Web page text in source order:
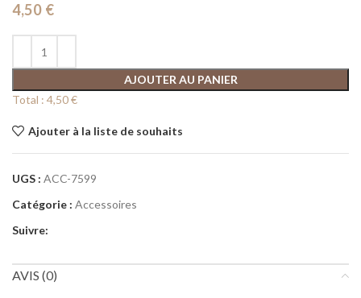
4,50 €
AJOUTER AU PANIER
Total : 4,50 €
Ajouter à la liste de souhaits
UGS : ACC-7599
Catégorie : Accessoires
Suivre:
AVIS (0)